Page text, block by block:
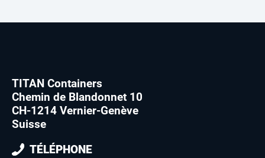
TITAN Containers
Chemin de Blandonnet 10
CH-1214 Vernier-Genève
Suisse
TÉLÉPHONE